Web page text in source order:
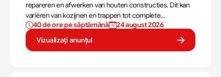
repareren en afwerken van houten constructies. Dit kan
variëren van kozijnen en trappen tot complete
dakconstructies en gevels. Aan de hand van
bouwtekeningen zorg jij ervoor dat een constructie zowel
stevig als netjes is afgewerkt.
40 de ore pe săptămână
24 august 2026
Vizualizați anunțul